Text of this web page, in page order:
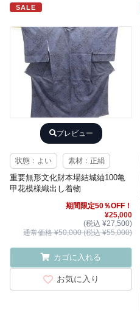
SALE
プレビュー
状態：よい 素材：正絹
重要無形文化財本場結城紬100亀
甲花模様織出し着物
期間限定50％OFF！
¥25,000
(税込 ¥27,500)
通常価格 ¥50,000 (税込 ¥55,000)
カゴに入れる
お気に入り